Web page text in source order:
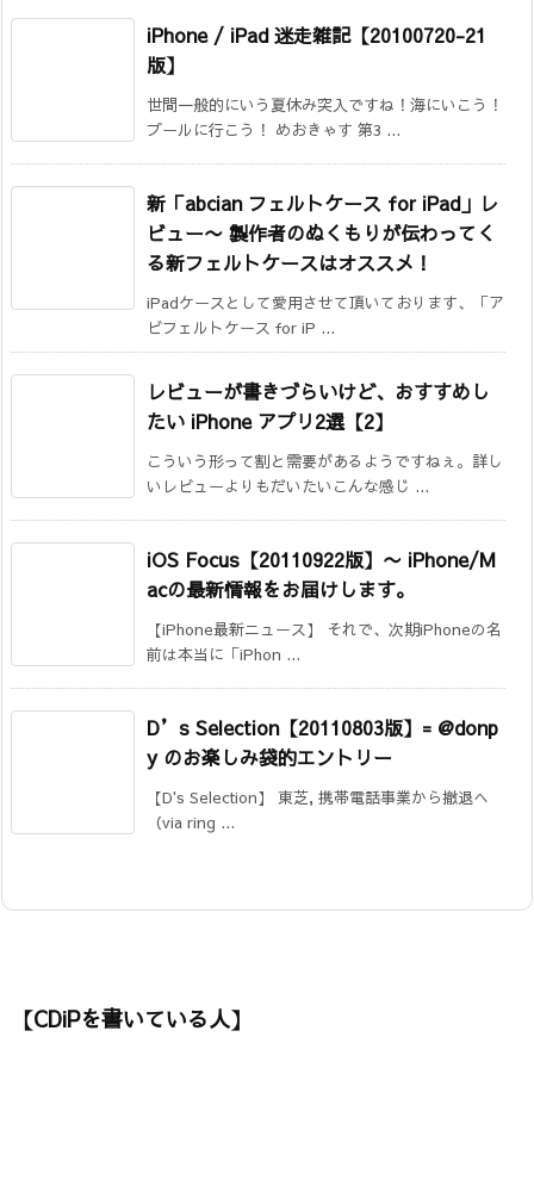
iPhone / iPad 迷走雑記【20100720-21
版】
世間一般的にいう夏休み突入ですね！海にいこう！
プールに行こう！ めおきゃす 第3 ...
新「abcian フェルトケース for iPad」レ
ビュー〜 製作者のぬくもりが伝わってく
る新フェルトケースはオススメ！
iPadケースとして愛用させて頂いております、「ア
ビフェルトケース for iP ...
レビューが書きづらいけど、おすすめし
たい iPhone アプリ2選【2】
こういう形って割と需要があるようですねぇ。詳し
いレビューよりもだいたいこんな感じ ...
iOS Focus【20110922版】 〜 iPhone/M
acの最新情報をお届けします。
【iPhone最新ニュース】 それで、次期iPhoneの名
前は本当に「iPhon ...
D’s Selection【20110803版】= @donp
y のお楽しみ袋的エントリー
【D's Selection】 東芝, 携帯電話事業から撤退へ
（via ring ...
【CDiPを書いている人】